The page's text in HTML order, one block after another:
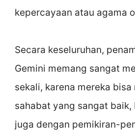
kepercayaan atau agama
Secara keseluruhan,
Gemini memang sangat
sekali, karena mereka bisa
sahabat yang sangat baik,
juga dengan pemikiran-